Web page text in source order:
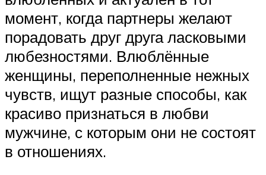
момент, когда партнеры желают
порадовать друг друга ласковыми
любезностями. Влюблённые
женщины, переполненные нежных
чувств, ищут разные способы, как
красиво признаться в любви
мужчине, с которым они не состоят
в отношениях.